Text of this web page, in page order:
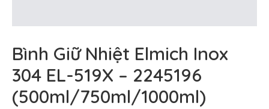
Bình Giữ Nhiệt Elmich Inox
304 EL-519X – 2245196
(500ml/750ml/1000ml)